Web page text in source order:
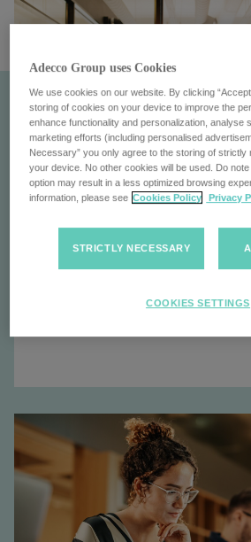
Carrières avec nous
Groupe Adecco : leader mondial en
Adecco Group uses Cookies
We use cookies on our website. By clicking
storing of cookies on your device to improve the
enhance functionality and personalization, analyse
marketing efforts (including personalised
Necessary” you only agree to the storing of
your device. No other cookies will be used. Do
option may result in a less optimized browsing
information, please see Cookies Policy Privacy
STRICTLY NECESSARY
COOKIES SETTINGS